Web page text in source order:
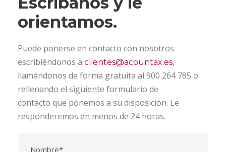
orientamos.
Puede ponerse en contacto con nosotros
escribiéndonos a clientes@acountax.es,
llamándonos de forma gratuita al 900 264 785 o
rellenando el siguiente formulario de
contacto que ponemos a su disposición. Le
responderemos en menos de 24 horas.